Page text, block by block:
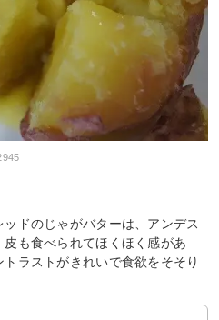
ドのじゃがバターは、アンデス
も食べられてほくほく感があ
ラストがきれいで食欲をそそり